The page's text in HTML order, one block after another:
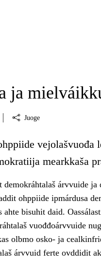
ja
Juoge
vejolašvuođa
mearkkaša
demokráhtalaš árvvuide
ohppiide ipmárdusa
ahte bisuhit daid.
vuođđoárvvuide
olbmo osko- ja
árvvuid ferte ovddidit